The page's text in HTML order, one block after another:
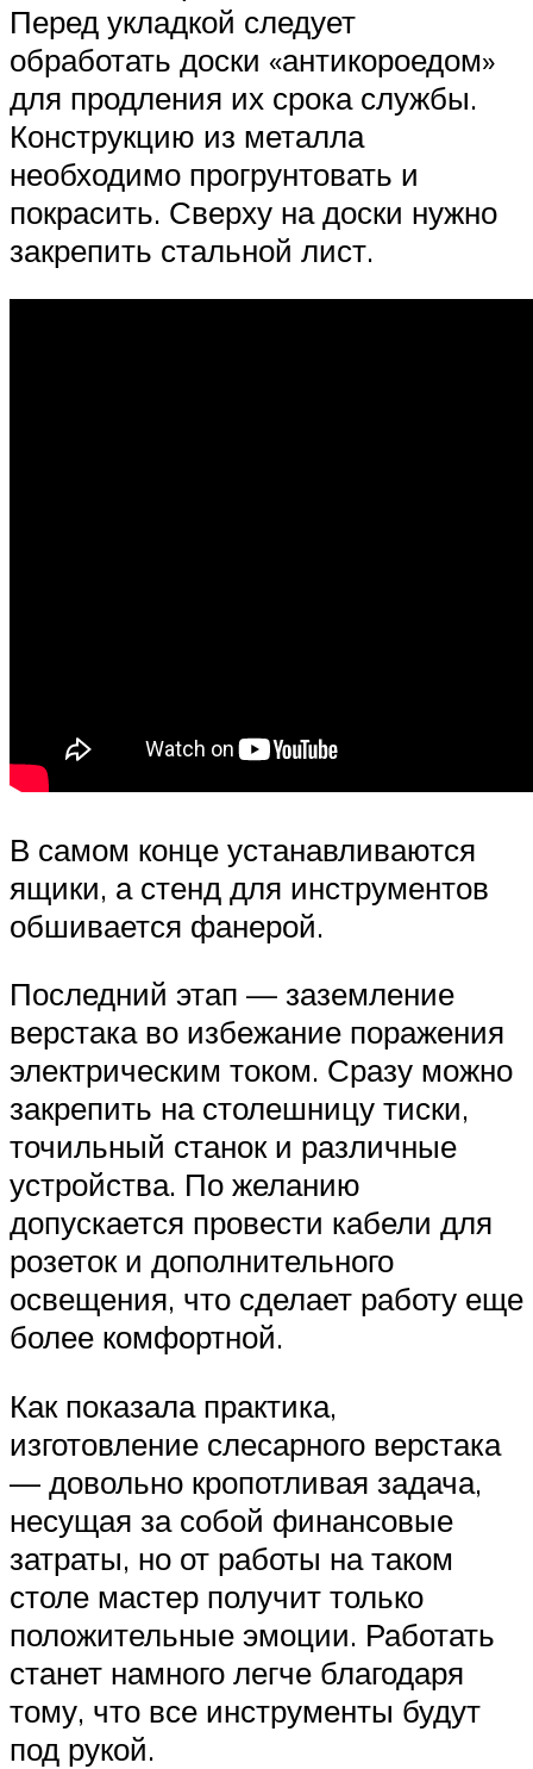
Перед укладкой следует
обработать доски «антикороедом»
для продления их срока службы.
Конструкцию из металла
необходимо прогрунтовать и
покрасить. Сверху на доски нужно
закрепить стальной лист.
В самом конце устанавливаются
ящики, а стенд для инструментов
обшивается фанерой.
Последний этап — заземление
верстака во избежание поражения
электрическим током. Сразу можно
закрепить на столешницу тиски,
точильный станок и различные
устройства. По желанию
допускается провести кабели для
розеток и дополнительного
освещения, что сделает работу еще
более комфортной.
Как показала практика,
изготовление слесарного верстака
— довольно кропотливая задача,
несущая за собой финансовые
затраты, но от работы на таком
столе мастер получит только
положительные эмоции. Работать
станет намного легче благодаря
тому, что все инструменты будут
под рукой.